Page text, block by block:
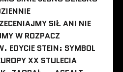
SIŁ ANI NIE
W ROZPACZ
EDYCIE STEIN: SYMBOL
XX STULECIA